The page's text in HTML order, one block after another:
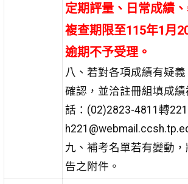
定期評量、日常成績
複查期限至115年1月
逾期不予受理。
八、若對各項成績有疑
確認，並洽註冊組填成
話：(02)2823-4811轉
九、補考名單若有變動
告之附件。